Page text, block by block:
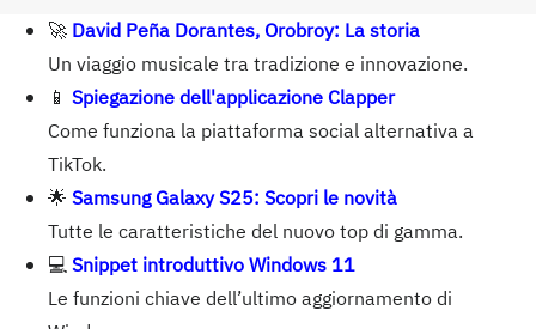
🚀 David Peña Dorantes, Orobroy: La storia
Un viaggio musicale tra tradizione e innovazione.
📱 Spiegazione dell'applicazione Clapper
Come funziona la piattaforma social alternativa a
TikTok.
🌟 Samsung Galaxy S25: Scopri le novità
Tutte le caratteristiche del nuovo top di gamma.
💻Snippet introduttivo Windows 11
Le funzioni chiave dell’ultimo aggiornamento di